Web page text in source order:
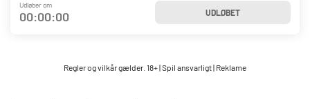
Udløber om
00:00:00 UDLØBET
Regler og vilkår gælder. 18+ | Spil ansvarligt | Reklame